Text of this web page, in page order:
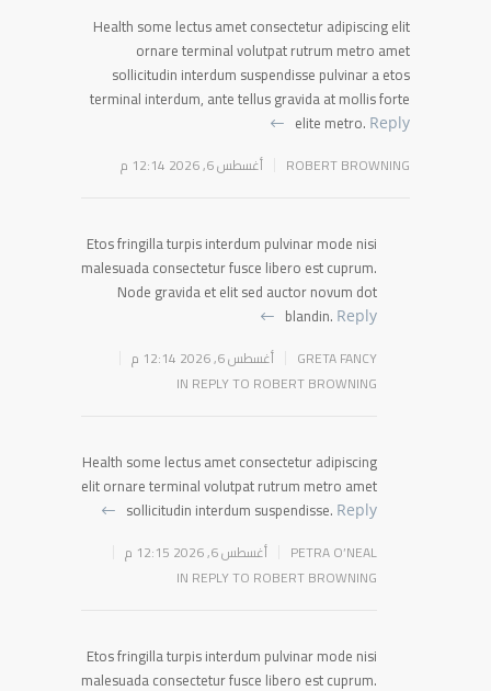
Health some lectus amet consectetur adipiscing elit
ornare terminal volutpat rutrum metro amet
sollicitudin interdum suspendisse pulvinar a etos
terminal interdum, ante tellus gravida at mollis forte
elite metro. Reply
ROBERT BROWNING أغسطس 6, 2026 12:14 م
Etos fringilla turpis interdum pulvinar mode nisi
malesuada consectetur fusce libero est cuprum.
Node gravida et elit sed auctor novum dot
blandin. Reply
GRETA FANCY
أغسطس 6, 2026 12:14 م
IN REPLY TO ROBERT BROWNING
Health some lectus amet consectetur adipiscing
elit ornare terminal volutpat rutrum metro amet
sollicitudin interdum suspendisse. Reply
PETRA O’NEAL
أغسطس 6, 2026 12:15 م
IN REPLY TO ROBERT BROWNING
Etos fringilla turpis interdum pulvinar mode nisi
malesuada consectetur fusce libero est cuprum.